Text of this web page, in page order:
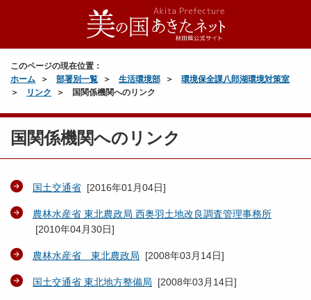
このページの現在位置：
ホーム
部署別一覧 生活環境部
環境保全課八郎湖環境対策室
リンク
国関係機関へのリンク
国関係機関へのリンク
国土交通省 [2016年01月04日]
農林水産省 東北農政局 西奥羽土地改良調査管理事務所
[2010年04月30日]
農林水産省 東北農政局 [2008年03月14日]
国土交通省 東北地方整備局 [2008年03月14日]